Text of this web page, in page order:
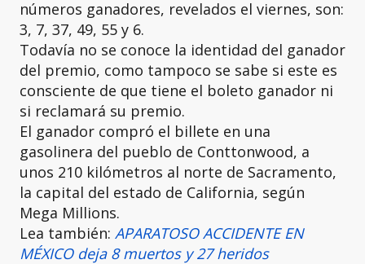
números ganadores, revelados el viernes, son:
3, 7, 37, 49, 55 y 6.
Todavía no se conoce la identidad del ganador
del premio, como tampoco se sabe si este es
consciente de que tiene el boleto ganador ni
si reclamará su premio.
El ganador compró el billete en una
gasolinera del pueblo de Conttonwood, a
unos 210 kilómetros al norte de Sacramento,
la capital del estado de California, según
Mega Millions.
Lea también: APARATOSO ACCIDENTE EN
MÉXICO deja 8 muertos y 27 heridos